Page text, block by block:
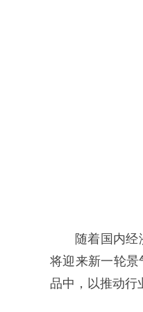
随着国内
将迎来新一轮
品中，以推动行